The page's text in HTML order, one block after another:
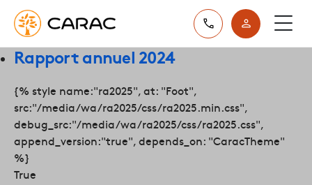
Rapport annuel 2024
{% style name:"ra2025", at: "Foot",
src:"/media/wa/ra2025/css/ra2025.min.css",
debug_src:"/media/wa/ra2025/css/ra2025.css",
append_version:"true", depends_on: "CaracTheme"
%}
True
Paramétrer vos préférences sur les cookies